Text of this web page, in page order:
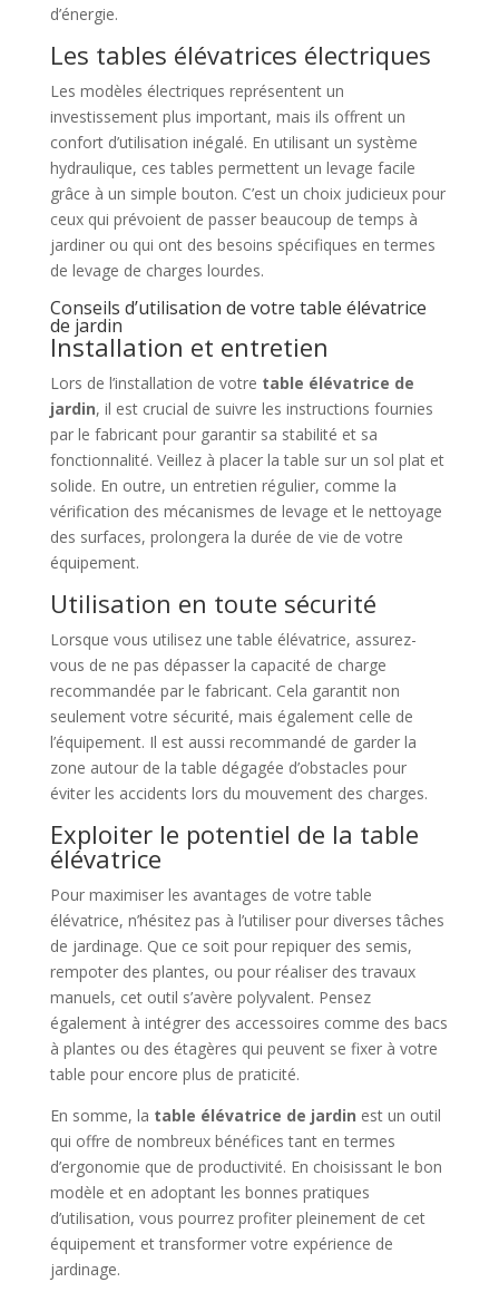
d’énergie.
Les tables élévatrices électriques
Les modèles électriques représentent un
investissement plus important, mais ils offrent un
confort d’utilisation inégalé. En utilisant un système
hydraulique, ces tables permettent un levage facile
grâce à un simple bouton. C’est un choix judicieux pour
ceux qui prévoient de passer beaucoup de temps à
jardiner ou qui ont des besoins spécifiques en termes
de levage de charges lourdes.
Conseils d’utilisation de votre table élévatrice
de jardin
Installation et entretien
Lors de l’installation de votre table élévatrice de
jardin, il est crucial de suivre les instructions fournies
par le fabricant pour garantir sa stabilité et sa
fonctionnalité. Veillez à placer la table sur un sol plat et
solide. En outre, un entretien régulier, comme la
vérification des mécanismes de levage et le nettoyage
des surfaces, prolongera la durée de vie de votre
équipement.
Utilisation en toute sécurité
Lorsque vous utilisez une table élévatrice, assurez-
vous de ne pas dépasser la capacité de charge
recommandée par le fabricant. Cela garantit non
seulement votre sécurité, mais également celle de
l’équipement. Il est aussi recommandé de garder la
zone autour de la table dégagée d’obstacles pour
éviter les accidents lors du mouvement des charges.
Exploiter le potentiel de la table
élévatrice
Pour maximiser les avantages de votre table
élévatrice, n’hésitez pas à l’utiliser pour diverses tâches
de jardinage. Que ce soit pour repiquer des semis,
rempoter des plantes, ou pour réaliser des travaux
manuels, cet outil s’avère polyvalent. Pensez
également à intégrer des accessoires comme des bacs
à plantes ou des étagères qui peuvent se fixer à votre
table pour encore plus de praticité.
En somme, la table élévatrice de jardin est un outil
qui offre de nombreux bénéfices tant en termes
d’ergonomie que de productivité. En choisissant le bon
modèle et en adoptant les bonnes pratiques
d’utilisation, vous pourrez profiter pleinement de cet
équipement et transformer votre expérience de
jardinage.